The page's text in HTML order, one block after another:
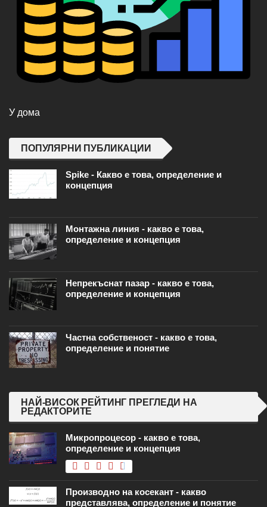
У дома
ПОПУЛЯРНИ ПУБЛИКАЦИИ
Spike - Какво е това, определение и
концепция
Монтажна линия - какво е това,
определение и концепция
Непрекъснат пазар - какво е това,
определение и концепция
Частна собственост - какво е това,
определение и понятие
НАЙ-ВИСОК РЕЙТИНГ ПРЕГЛЕДИ НА
РЕДАКТОРИТЕ
Микропроцесор - какво е това,
определение и концепция
Производно на косекант - какво
представлява, определение и понятие